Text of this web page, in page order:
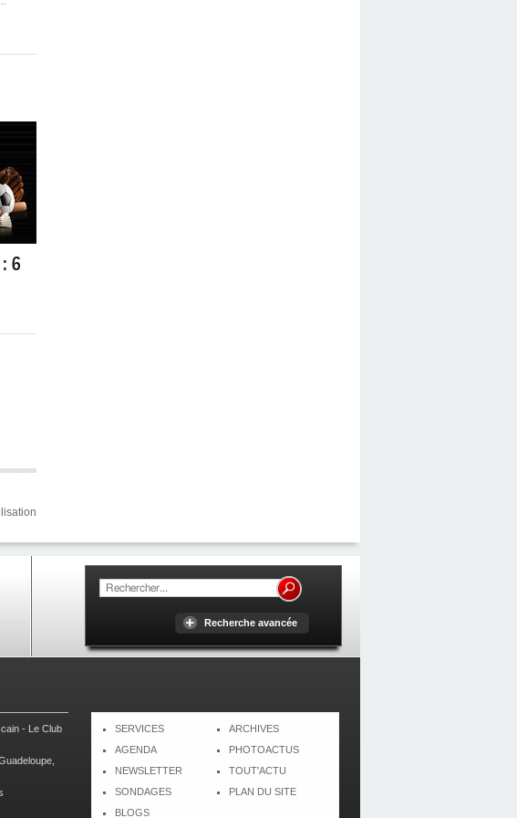
6
Recherche avancée
- Le Club
SERVICES
AGENDA
NEWSLETTER
SONDAGES
BLOGS
ARCHIVES
PHOTOACTUS
TOUT'ACTU
PLAN DU SITE